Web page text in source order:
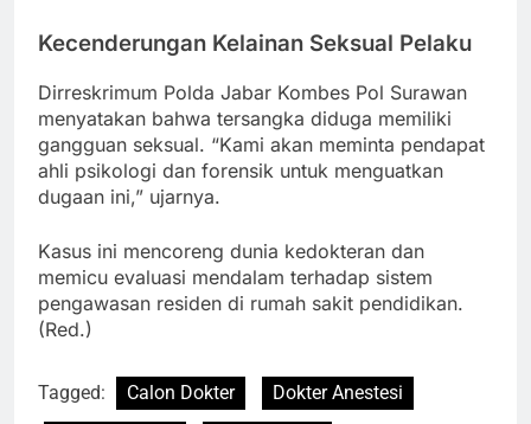
Kecenderungan Kelainan Seksual Pelaku
Dirreskrimum Polda Jabar Kombes Pol Surawan
menyatakan bahwa tersangka diduga memiliki
gangguan seksual. “Kami akan meminta pendapat
ahli psikologi dan forensik untuk menguatkan
dugaan ini,” ujarnya.
Kasus ini mencoreng dunia kedokteran dan
memicu evaluasi mendalam terhadap sistem
pengawasan residen di rumah sakit pendidikan.
(Red.)
Tagged: Calon Dokter
Dokter Anestesi